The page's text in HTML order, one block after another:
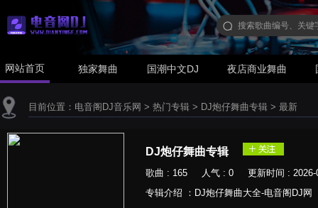
网站首页 独家舞曲 国潮中文DJ 夜店商业舞曲
目前位置： 电音阁DJ音乐网 > 热门专辑 > DJ炮仔舞曲专辑 > 最新
DJ炮仔舞曲专辑
歌曲 : 165 人气 : 0 更新时间 : 2026-
专辑介绍 ：DJ炮仔舞曲大全-电音阁DJ网